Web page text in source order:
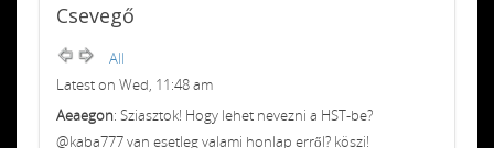
Csevegő
All
Latest on Wed, 11:48 am
Aeaegon: Sziasztok! Hogy lehet nevezni a HST-be?
@kaba777 van esetleg valami honlap erről? köszi!